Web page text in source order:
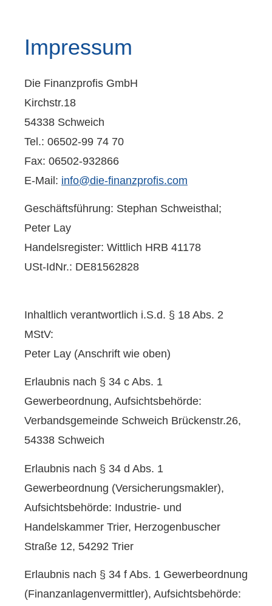
Impressum
Die Finanzprofis GmbH
Kirchstr.18
54338 Schweich
Tel.: 06502-99 74 70
Fax: 06502-932866
E-Mail: info@die-finanzprofis.com
Geschäftsführung: Stephan Schweisthal;
Peter Lay
Handelsregister: Wittlich HRB 41178
USt-IdNr.: DE81562828
Inhaltlich verantwortlich i.S.d. § 18 Abs. 2
MStV:
Peter Lay (Anschrift wie oben)
Erlaubnis nach § 34 c Abs. 1
Gewerbeordnung, Aufsichtsbehörde:
Verbandsgemeinde Schweich Brückenstr.26,
54338 Schweich
Erlaubnis nach § 34 d Abs. 1
Gewerbeordnung (Ver­sicherungs­makler),
Aufsichtsbehörde: Industrie- und
Handelskammer Trier, Herzogenbuscher
Straße 12, 54292 Trier
Erlaubnis nach § 34 f Abs. 1 Gewerbeordnung
(Finanzanlagenvermittler), Aufsichtsbehörde: